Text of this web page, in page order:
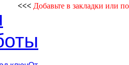
<<< Добавьте в закладки или